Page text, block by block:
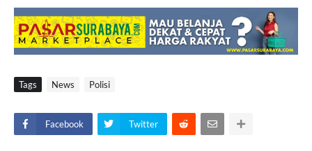
Tags News Polisi
Facebook Twitter